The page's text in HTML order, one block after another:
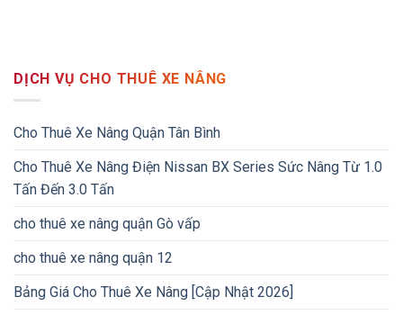
DỊCH VỤ CHO THUÊ XE NÂNG
Cho Thuê Xe Nâng Quận Tân Bình
Cho Thuê Xe Nâng Điện Nissan BX Series Sức Nâng Từ 1.0
Tấn Đến 3.0 Tấn
cho thuê xe nâng quận Gò vấp
cho thuê xe nâng quận 12
Bảng Giá Cho Thuê Xe Nâng [Cập Nhật 2026]